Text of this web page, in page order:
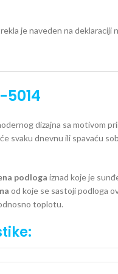
je naveden na deklaraciji
5014
dizajna sa motivom
svaku dnevnu ili spavaću
podloga iznad koje je
od koje se sastoji podloga
toplotu.
pliša